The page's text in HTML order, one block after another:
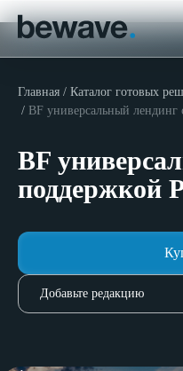
Главная Каталог готовых
BF универсальный лендинг
BF
поддержкой
Добавьте редакцию